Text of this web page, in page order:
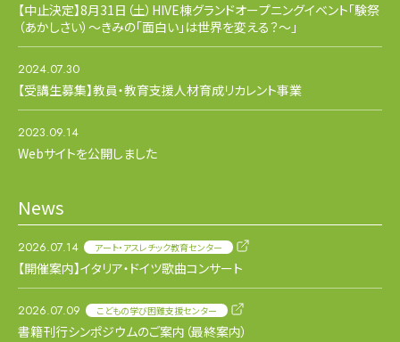
【中止決定】8月31日（土）HIVE棟グランドオープニングイベント「験祭
（あかしさい）〜きみの「面白い」は世界を変える？〜」
2024.07.30
【受講生募集】教員・教育支援人材育成リカレント事業
2023.09.14
Webサイトを公開しました
News
2026.07.14 アート・アスレチック教育センター
【開催案内】イタリア・ドイツ歌曲コンサート
2026.07.09 こどもの学び困難支援センター
書籍刊行シンポジウムのご案内（最終案内）